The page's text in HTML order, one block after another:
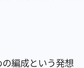
編成という発想